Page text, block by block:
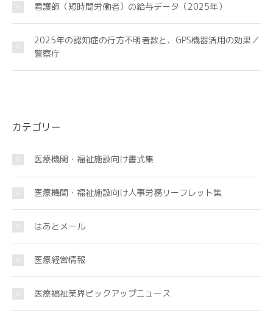
看護師（短時間労働者）の給与データ（2025年）
2025年の認知症の行方不明者数と、GPS機器活用の効果／
警察庁
カテゴリー
医療機関・福祉施設向け書式集
医療機関・福祉施設向け人事労務リーフレット集
はあとメール
医療経営情報
医療福祉業界ピックアップニュース